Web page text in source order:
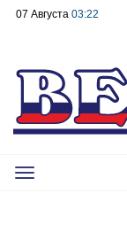
07 Августа 03:22
Toggle